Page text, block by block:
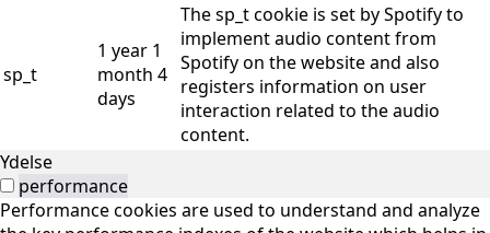
sp_t
1 year 1
month 4
days
The sp_t cookie is set by Spotify to
implement audio content from
Spotify on the website and also
registers information on user
interaction related to the audio
content.
Ydelse
performance
Performance cookies are used to understand and analyze